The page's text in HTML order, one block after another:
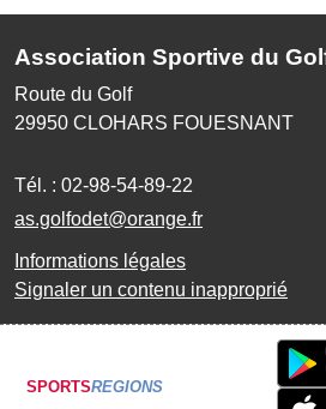
Association Sportive du
Route du Golf
29950 CLOHARS FOUESNANT
Tél. : 02-98-54-89-22
as.golfodet@orange.fr
Informations légales
Signaler un contenu inapproprié
SPORTSREGIONS